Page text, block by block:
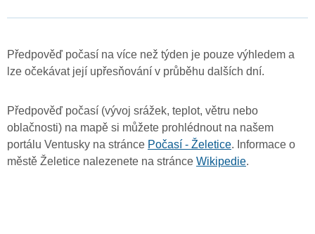
Předpověď počasí na více než týden je pouze výhledem a
lze očekávat její upřesňování v průběhu dalších dní.
Předpověď počasí (vývoj srážek, teplot, větru nebo
oblačnosti) na mapě si můžete prohlédnout na našem
portálu Ventusky na stránce Počasí - Želetice. Informace o
městě Želetice nalezenete na stránce Wikipedie.